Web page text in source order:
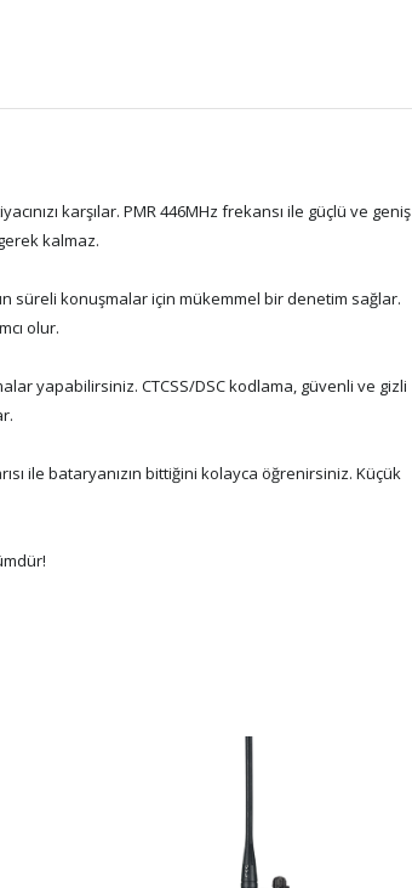
karşılar. PMR 446MHz frekansı ile güçlü ve geniş
kalmaz.
süreli konuşmalar için mükemmel bir denetim sağlar.
olur.
yapabilirsiniz. CTCSS/DSC kodlama, güvenli ve gizli
ile bataryanızın bittiğini kolayca öğrenirsiniz. Küçük